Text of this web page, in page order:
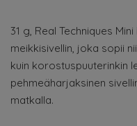
31 g, Real Techniques
meikkisivellin, joka sopii
kuin korostuspuuterinkin
pehmeäharjaksinen
matkalla.